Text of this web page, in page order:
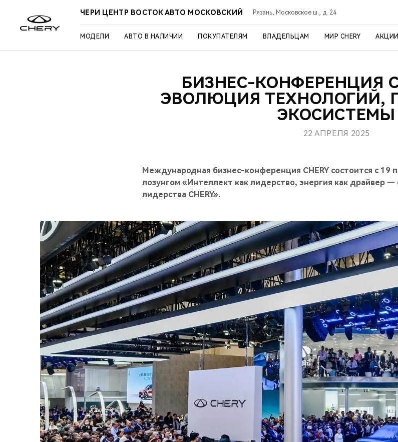
ЧЕРИ ЦЕНТР ВОСТОК АВТО МОСКОВСКИЙ Рязань, Московское ш., д. 24
МОДЕЛИ АВТО В НАЛИЧИИ ПОКУПАТЕЛЯМ ВЛАДЕЛЬЦАМ МИР CHERY АКЦИИ
БИЗНЕС-КОНФЕРЕНЦИЯ
ЭВОЛЮЦИЯ ТЕХНОЛОГИЙ,
ЭКОСИСТЕМЫ
22 АПРЕЛЯ 2025
Международная бизнес-конференция CHERY состоится с 19
лозунгом «Интеллект как лидерство, энергия как драйвер
лидерства CHERY».